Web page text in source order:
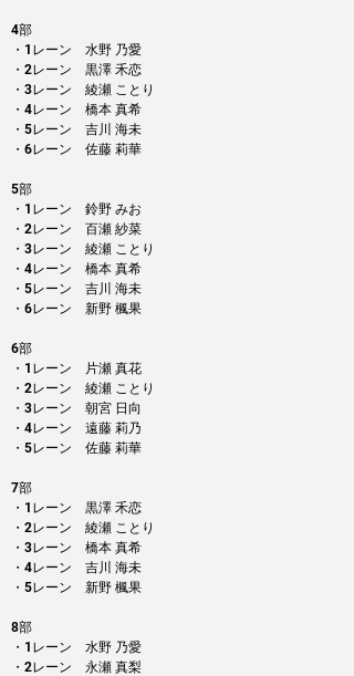
4部
・1レーン　水野 乃愛
・2レーン　黒澤 禾恋
・3レーン　綾瀬 ことり
・4レーン　橋本 真希
・5レーン　吉川 海未
・6レーン　佐藤 莉華
5部
・1レーン　鈴野 みお
・2レーン　百瀬 紗菜
・3レーン　綾瀬 ことり
・4レーン　橋本 真希
・5レーン　吉川 海未
・6レーン　新野 楓果
6部
・1レーン　片瀬 真花
・2レーン　綾瀬 ことり
・3レーン　朝宮 日向
・4レーン　遠藤 莉乃
・5レーン　佐藤 莉華
7部
・1レーン　黒澤 禾恋
・2レーン　綾瀬 ことり
・3レーン　橋本 真希
・4レーン　吉川 海未
・5レーン　新野 楓果
8部
・1レーン　水野 乃愛
・2レーン　永瀬 真梨